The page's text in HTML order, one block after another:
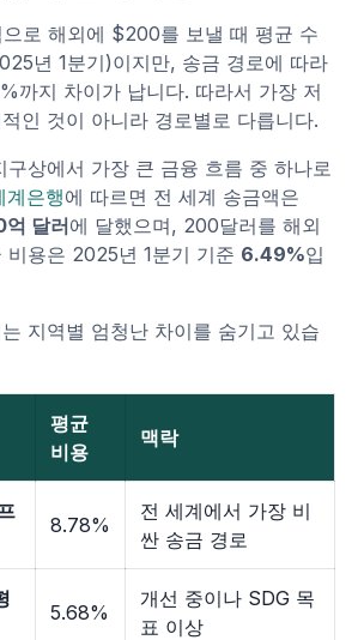
으로 해외에 $200를 보낼 때 평균 수
년 1분기)이지만, 송금 경로에 따라
까지 차이가 납니다. 따라서 가장 저
인 것이 아니라 경로별로 다릅니다.
구상에서 가장 큰 금융 흐름 중 하나로
계은행에 따르면 전 세계 송금액은
달러에 달했으며, 200달러를 해외
비용은 2025년 1분기 기준 6.49%입
지역별 엄청난 차이를 숨기고 있습
평균
비용
맥락
8.78%
전 세계에서 가장 비
싼 송금 경로
5.68%
개선 중이나 SDG 목
표 이상